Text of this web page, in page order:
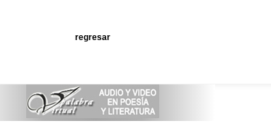
regresar